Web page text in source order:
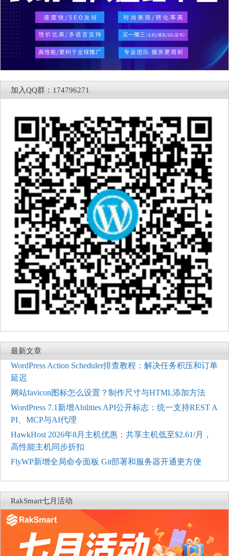
加入QQ群：174796271
最新文章
WordPress Action Scheduler排查教程：解决任务积压和订单
延迟
网站favicon图标怎么设置？制作尺寸与HTML添加方法
WordPress 7.1新增Abilities API公开标志：统一支持REST A
PI、MCP与AI代理
HawkHost 2026年8月主机优惠：共享主机低至$2.61/月，
高性能主机同步折扣
FlyWP新增全局命令面板 Git部署和服务器开通更方便
RakSmart七月活动